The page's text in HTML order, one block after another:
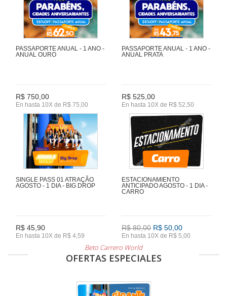
PASSAPORTE ANUAL - 1 ANO -
ANUAL OURO
R$ 750,00
En hasta 10X de R$ 75,00
PASSAPORTE ANUAL - 1 ANO -
ANUAL PRATA
R$ 525,00
En hasta 10X de R$ 52,50
SINGLE PASS 01 ATRAÇÃO
AGOSTO - 1 DIA - BIG DROP
R$ 45,90
En hasta 10X de R$ 4,59
ESTACIONAMIENTO
ANTICIPADO AGOSTO - 1 DIA -
CARRO
R$ 80,00 R$ 50,00
En hasta 10X de R$ 5,00
Beto Carrero World
OFERTAS ESPECIALES